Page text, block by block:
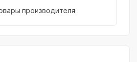
производителя